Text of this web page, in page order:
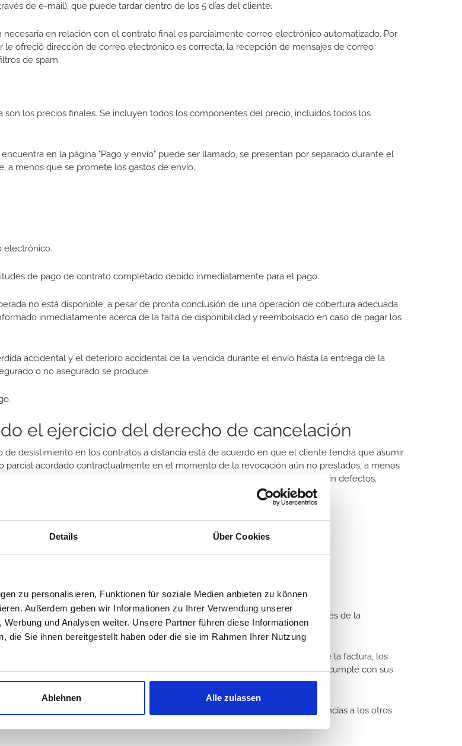
Details Über Cookies
zu personalisieren, Funktionen für soziale Medien anbieten zu können
Außerdem geben wir Informationen zu Ihrer Verwendung unserer
und Analysen weiter. Unsere Partner führen diese Informationen
die Sie ihnen bereitgestellt haben oder die sie im Rahmen Ihrer Nutzung
Ablehnen Alle zulassen
de e-mail), que puede tardar dentro de los 5 días del cliente.
en relación con el contrato final es parcialmente correo electrónico automatizado. Por
ofreció dirección de correo electrónico es correcta, la recepción de mensajes de correo
de spam.
los precios finales. Se incluyen todos los componentes del precio, incluidos todos los
en la página "Pago y envío" puede ser llamado, se presentan por separado durante el
a menos que se promete los gastos de envío.
electrónico.
de pago de contrato completado debido inmediatamente para el pago.
no está disponible, a pesar de pronta conclusión de una operación de cobertura adecuada
inmediatamente acerca de la falta de disponibilidad y reembolsado en caso de pagar los
accidental y el deterioro accidental de la vendida durante el envío hasta la entrega de la
o no asegurado se produce.
el ejercicio del derecho de cancelación
desistimiento en los contratos a distancia está de acuerdo en que el cliente tendrá que asumir
acordado contractualmente en el momento de la revocación aún no prestados, a menos
haremos el reembolso dentro de 14 días tras la recepción de los bienes sin defectos.
derivadas del mismo contrato.
completa de todas las reclamaciones de la relación comercial en curso. Antes de la
o con fines de seguridad.
En este caso, se nos asigna todas las reclamaciones en el importe de la factura, los
El cliente también está autorizado a cobrar el crédito. Por lo que él cumple con sus
sin embargo, para recoger la afirmación.
del nuevo artículo en proporción del valor de la factura de las mercancías a los otros